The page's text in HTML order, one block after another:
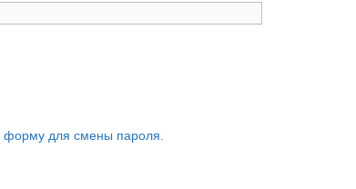
форму для смены пароля.